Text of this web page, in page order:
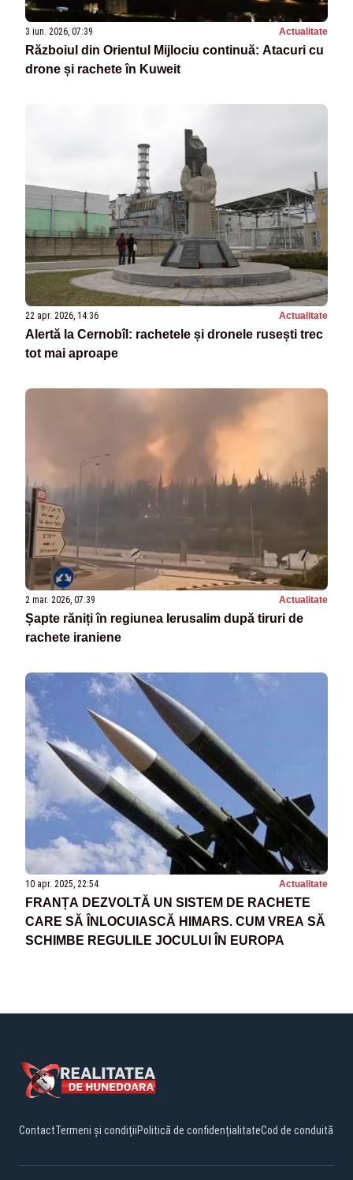
3 iun. 2026, 07:39 Actualitate
Războiul din Orientul Mijlociu continuă: Atacuri cu
drone și rachete în Kuweit
22 apr. 2026, 14:36 Actualitate
Alertă la Cernobîl: rachetele și dronele rusești trec
tot mai aproape
2 mar. 2026, 07:39 Actualitate
Șapte răniți în regiunea Ierusalim după tiruri de
rachete iraniene
10 apr. 2025, 22:54 Actualitate
FRANȚA DEZVOLTĂ UN SISTEM DE RACHETE
CARE SĂ ÎNLOCUIASCĂ HIMARS. CUM VREA SĂ
SCHIMBE REGULILE JOCULUI ÎN EUROPA
ContactTermeni și condițiiPolitică de confidențialitateCod de conduită